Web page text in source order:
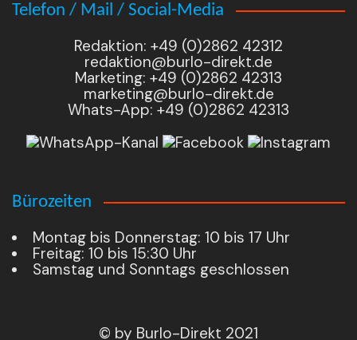
Telefon / Mail / Social-Media
Redaktion: +49 (0)2862 42312
redaktion@burlo-direkt.de
Marketing: +49 (0)2862 42313
marketing@burlo-direkt.de
Whats-App: +49 (0)2862 42313
Bürozeiten
Montag bis Donnerstag: 10 bis 17 Uhr
Freitag: 10 bis 15:30 Uhr
Samstag und Sonntags geschlossen
© by Burlo-Direkt 2021